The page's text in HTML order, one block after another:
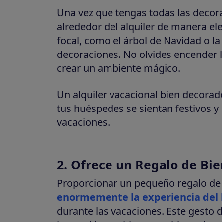
Una vez que tengas todas las
alrededor del alquiler de manera
focal, como el árbol de Navidad o
decoraciones. No olvides
crear un ambiente mágico.
Un alquiler vacacional bien
tus huéspedes se sientan festivos
vacaciones.
2. Ofrece un Regalo de
Proporcionar un pequeño regalo
enormemente la experiencia del
durante las vacaciones. Este